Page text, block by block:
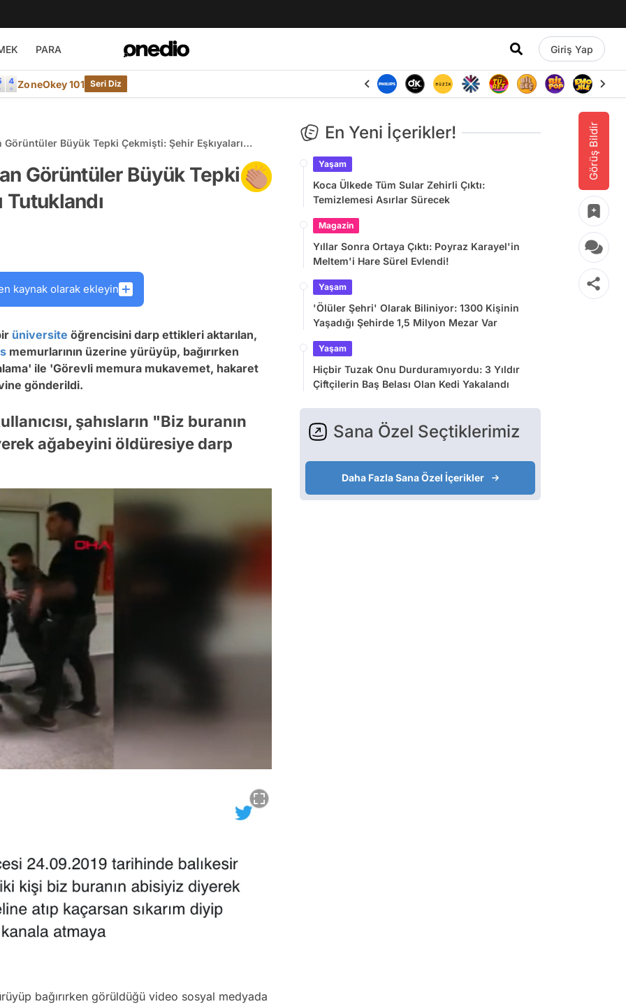
PARA Giriş Yap
ZoneOkey 101 Seri Diz
Görüş Bildir
Görüntüler Büyük Tepki Çekmişti: Şehir Eşkıyaları
Görüntüler Büyük Tepki
Tutuklandı
kaynak olarak ekleyin
üniversite öğrencisini darp ettikleri aktarılan,
memurlarının üzerine yürüyüp, bağırırken
ile 'Görevli memura mukavemet, hakaret
gönderildi.
şahısların "Biz buranın
ağabeyini öldüresiye darp
bağırırken görüldüğü video sosyal medyada
En Yeni İçerikler!
Yaşam
Koca Ülkede Tüm Sular Zehirli Çıktı:
Temizlemesi Asırlar Sürecek
Magazin
Yıllar Sonra Ortaya Çıktı: Poyraz Karayel'in
Meltem'i Hare Sürel Evlendi!
Yaşam
'Ölüler Şehri' Olarak Biliniyor: 1300 Kişinin
Yaşadığı Şehirde 1,5 Milyon Mezar Var
Yaşam
Hiçbir Tuzak Onu Durduramıyordu: 3 Yıldır
Çiftçilerin Baş Belası Olan Kedi Yakalandı
Sana Özel Seçtiklerimiz
Daha Fazla Sana Özel İçerikler